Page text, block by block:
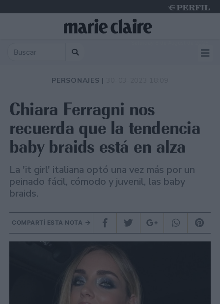
PERSONAJES |
Chiara Ferragni nos
recuerda que la tendencia
baby braids está en alza
La 'it girl' italiana optó una vez más por un
peinado fácil, cómodo y juvenil, las baby
braids.
COMPARTÍ ESTA NOTA